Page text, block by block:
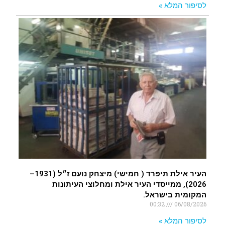
לסיפור המלא »
העיר אילת תיפרד ( חמישי) מיצחק נועם ז״ל (1931–
2026), ממייסדי העיר אילת ומחלוצי העיתונות
המקומית בישראל.
06/08/2026
00:32
לסיפור המלא »